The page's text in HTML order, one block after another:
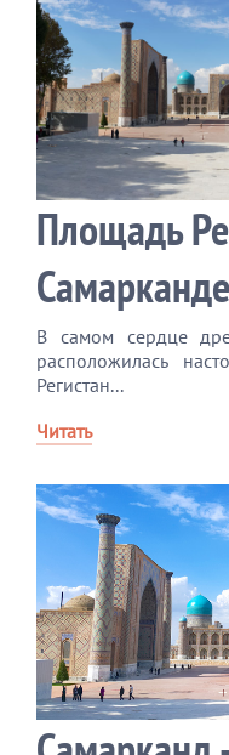
Площадь
Самарканде
В самом сердце
расположилась
Регистан...
Читать